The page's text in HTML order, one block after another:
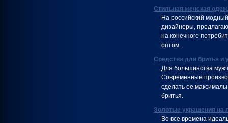
Стильная женская
На российский
дизайнеры,
на конечного
оптом.
Средства для бритья и
Для большинства
Современные
сделать ее
бритья.
Золотые украшения на
Во все времена